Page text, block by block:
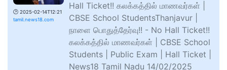
🕑 2025-02-14T12:21
tamil.news18.com
Hall Ticket!! கலக்கத்தில் மாணவர்கள் |
CBSE School StudentsThanjavur |
நாளை பொதுத்தேர்வு!! - No Hall Ticket!!
கலக்கத்தில் மாணவர்கள் | CBSE School
Students | Public Exam | Hall Ticket |
News18 Tamil Nadu 14/02/2025